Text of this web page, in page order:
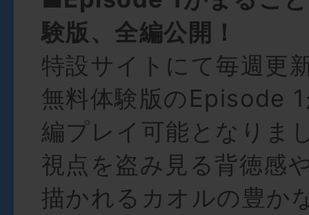
験版、全編公開！
特設サイトにて毎週更
無料体験版のEpisode
編プレイ可能となりま
視点を盗み見る背徳感
描かれるカオルの豊か